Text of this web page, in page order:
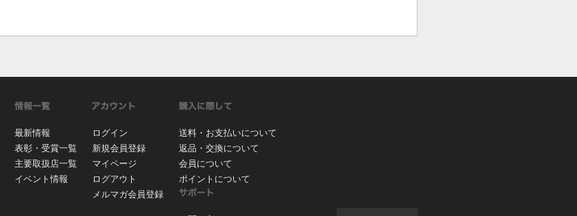
最新情報
表彰・受賞一覧
主要取扱店一覧
イベント情報
ログイン
新規会員登録
マイページ
ログアウト
メルマガ会員登録
送料・お支払いについて
返品・交換について
会員について
ポイントについて